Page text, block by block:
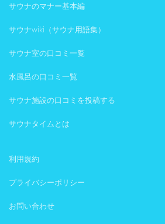
サウナのマナー基本編
サウナwiki（サウナ用語集）
サウナ室の口コミ一覧
水風呂の口コミ一覧
サウナ施設の口コミを投稿する
サウナタイムとは
利用規約
プライバシーポリシー
お問い合わせ